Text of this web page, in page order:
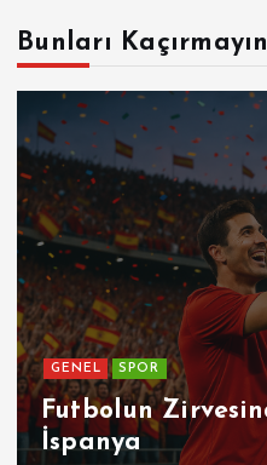
Bunları Kaçırmayın
GENEL
Patetik Nedir ?